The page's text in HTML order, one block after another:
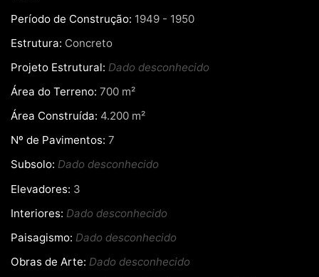
Período de Construção: 1949 - 1950
Estrutura: Concreto
Projeto Estrutural: Dado desconhecido
Área do Terreno: 700 m²
Área Construída: 4.200 m²
Nº de Pavimentos: 7
Subsolo: Dado desconhecido
Elevadores: 3
Interiores: Dado desconhecido
Paisagismo: Dado desconhecido
Obras de Arte: Dado desconhecido